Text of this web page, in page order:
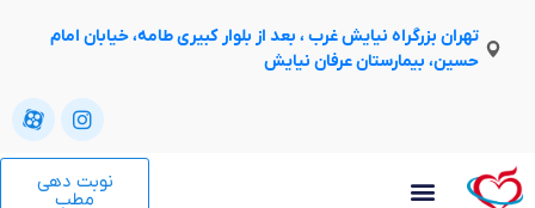
تهران بزرگراه نیایش غرب ، بعد از بلوار کبیری طامه، خیابان امام
حسین، بیمارستان عرفان نیایش
نوبت دهی